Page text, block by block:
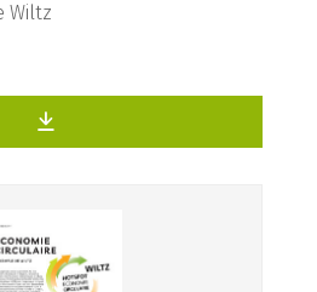
Wiltz